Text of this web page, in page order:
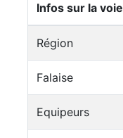
Infos sur la voie
Région
Falaise
Equipeurs